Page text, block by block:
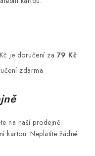
je doručení za 79 Kč
zdarma
na naší prodejně.
kartou. Neplatíte žádné